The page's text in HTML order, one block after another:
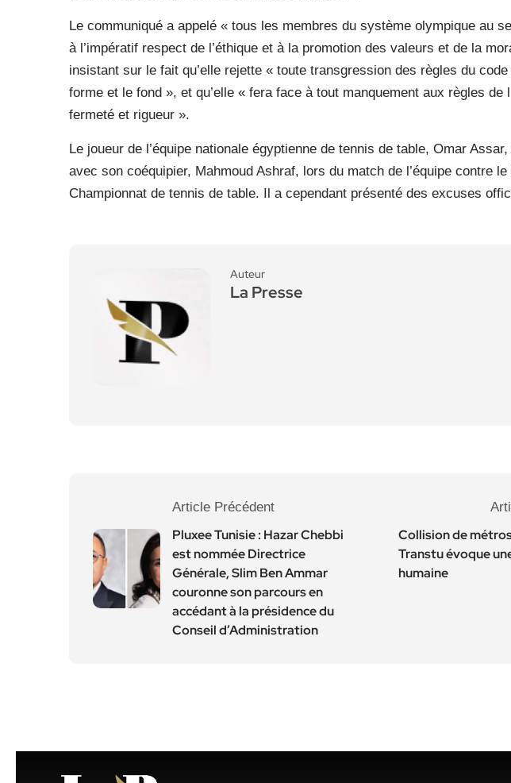
Le communiqué a appelé « tous les membres du système olympique au
à l’impératif respect de l’éthique et à la promotion des valeurs et de la
insistant sur le fait qu’elle rejette « toute transgression des règles du
forme et le fond », et qu’elle « fera face à tout manquement aux règles de
fermeté et rigueur ».
Le joueur de l’équipe nationale égyptienne de tennis de table, Omar
avec son coéquipier, Mahmoud Ashraf, lors du match de l’équipe contre
Championnat de tennis de table. Il a cependant présenté des excuses
Auteur
La Presse
Article Précédent
Pluxee Tunisie : Hazar Chebbi
est nommée Directrice
Générale, Slim Ben Ammar
couronne son parcours en
accédant à la présidence du
Conseil d’Administration
Collision de
Transtu évoque
humaine